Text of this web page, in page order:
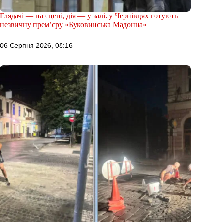
Глядачі — на сцені, дія — у залі: у Чернівцях готують
незвичну прем’єру «Буковинська Мадонна»
06 Серпня 2026, 08:16